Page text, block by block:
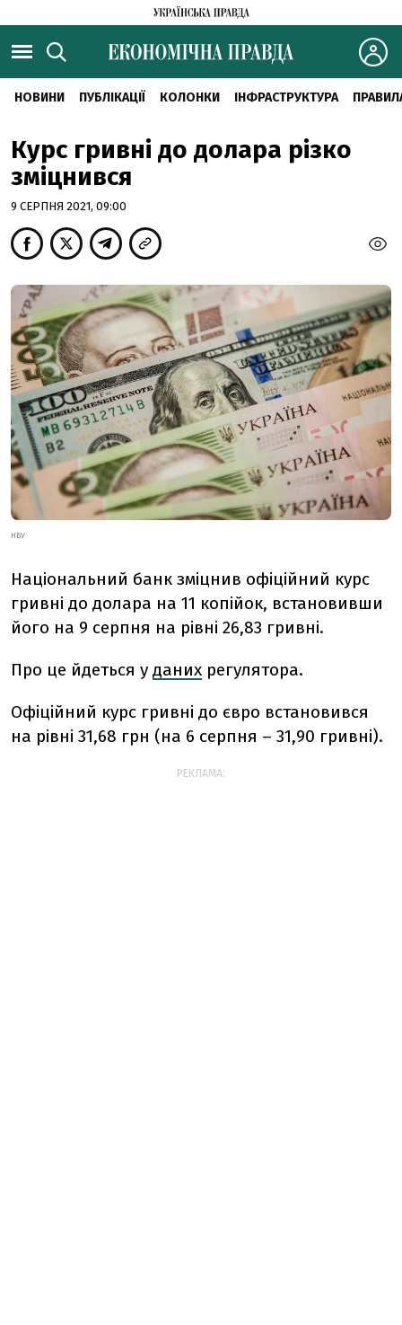
НОВИНИ ПУБЛІКАЦІЇ КОЛОНКИ ІНФРАСТРУКТУРА
Курс гривні до долара різко
зміцнився
9 СЕРПНЯ 2021, 09:00
НБУ
Національний банк зміцнив офіційний курс
гривні до долара на 11 копійок, встановивши
його на 9 серпня на рівні 26,83 гривні.
Про це йдеться у даних регулятора.
Офіційний курс гривні до євро встановився
на рівні 31,68 грн (на 6 серпня – 31,90 гривні).
РЕКЛАМА: